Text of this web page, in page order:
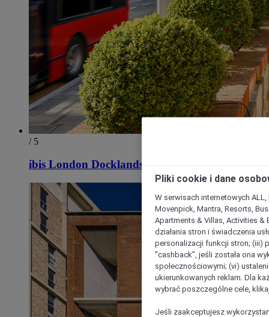
/ 5
ibis London Docklands Canary Wharf
Pliki cookie i dane
W serwisach internetowych
Movenpick, Mantra, Resorts,
Apartments & Villas, Activities &
działania stron i świadczenia
personalizacji funkcji stron; (iii)
"cashback”, jeśli została ona
społecznościowymi; (vi)
ukierunkowanych reklam. Dla
wybrać poszczególne cele,
Jeśli zaakceptujesz